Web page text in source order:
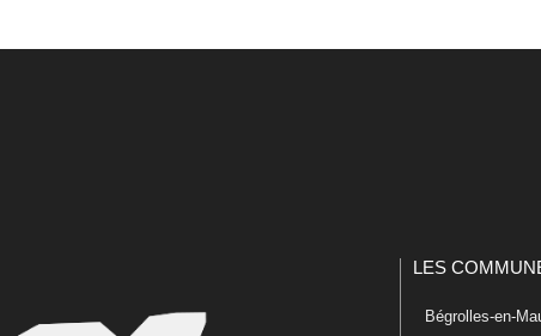
LES
Bégrolles-en-